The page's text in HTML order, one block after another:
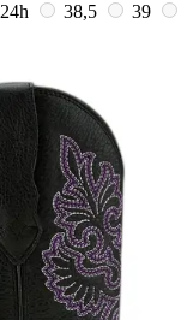
24h 38,5
39